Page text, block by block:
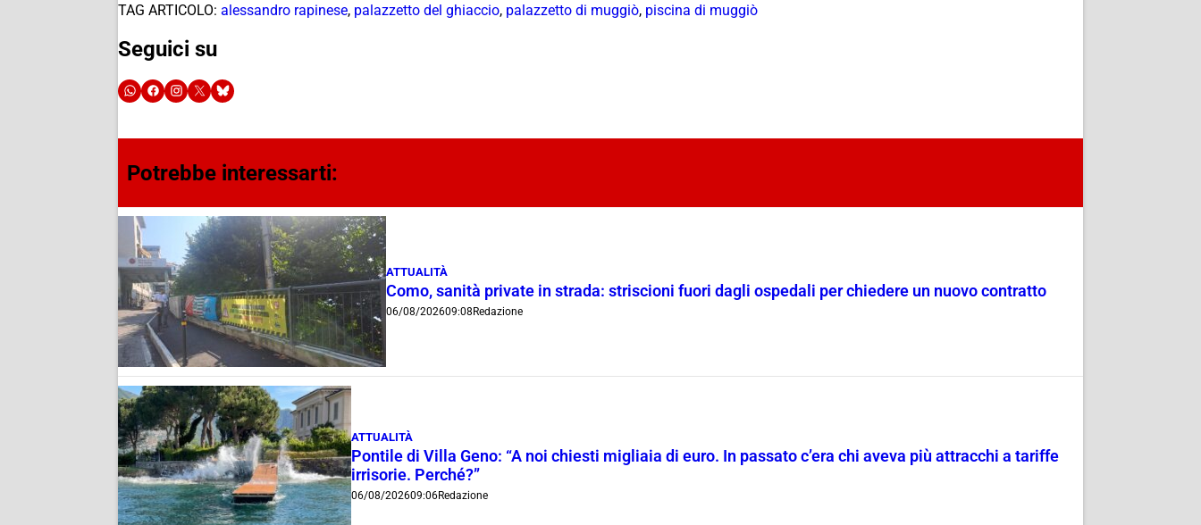
TAG ARTICOLO: alessandro rapinese, palazzetto del ghiaccio, palazzetto di muggiò, piscina di muggiò
Seguici su
Potrebbe interessarti:
ATTUALITÀ
Como, sanità private in strada: striscioni fuori dagli ospedali per chiedere un nuovo contratto
06/08/202609:08 Redazione
ATTUALITÀ
Pontile di Villa Geno: “A noi chiesti migliaia di euro. In passato c’era chi aveva più attracchi a tariffe
irrisorie. Perché?”
06/08/202609:06Redazione